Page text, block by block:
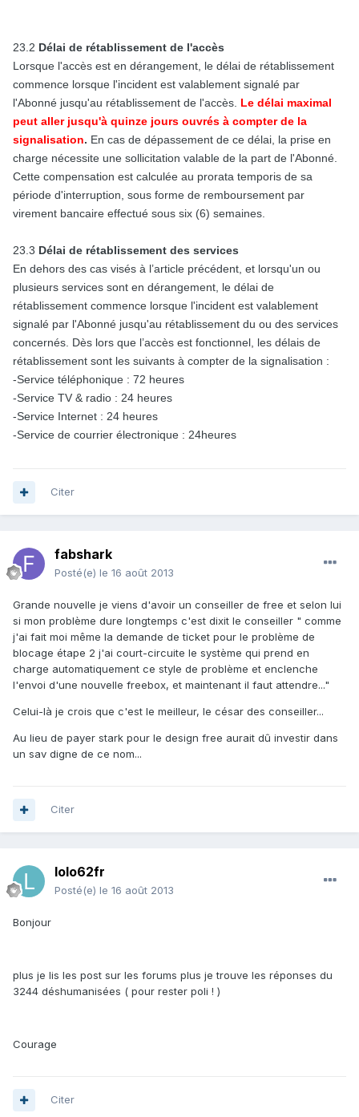
23.2 Délai de rétablissement de l'accès
Lorsque l'accès est en dérangement, le délai de rétablissement
commence lorsque l'incident est valablement signalé par
l'Abonné jusqu'au rétablissement de l'accès. Le délai maximal
peut aller jusqu'à quinze jours ouvrés à compter de la
signalisation. En cas de dépassement de ce délai, la prise en
charge nécessite une sollicitation valable de la part de l'Abonné.
Cette compensation est calculée au prorata temporis de sa
période d'interruption, sous forme de remboursement par
virement bancaire effectué sous six (6) semaines.
23.3 Délai de rétablissement des services
En dehors des cas visés à l’article précédent, et lorsqu'un ou
plusieurs services sont en dérangement, le délai de
rétablissement commence lorsque l'incident est valablement
signalé par l'Abonné jusqu'au rétablissement du ou des services
concernés. Dès lors que l’accès est fonctionnel, les délais de
rétablissement sont les suivants à compter de la signalisation :
-Service téléphonique : 72 heures
-Service TV & radio : 24 heures
-Service Internet : 24 heures
-Service de courrier électronique : 24heures
Citer
fabshark
Posté(e) le 16 août 2013
Grande nouvelle je viens d'avoir un conseiller de free et selon lui
si mon problème dure longtemps c'est dixit le conseiller " comme
j'ai fait moi même la demande de ticket pour le problème de
blocage étape 2 j'ai court-circuite le système qui prend en
charge automatiquement ce style de problème et enclenche
l'envoi d'une nouvelle freebox, et maintenant il faut attendre..."
Celui-là je crois que c'est le meilleur, le césar des conseiller...
Au lieu de payer stark pour le design free aurait dû investir dans
un sav digne de ce nom...
Citer
lolo62fr
Posté(e) le 16 août 2013
Bonjour
plus je lis les post sur les forums plus je trouve les réponses du
3244 déshumanisées ( pour rester poli ! )
Courage
Citer